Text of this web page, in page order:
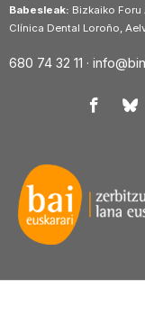
Babesleak: Bizkaiko
Clínica Dental Loroño,
680 74 32 11 ·